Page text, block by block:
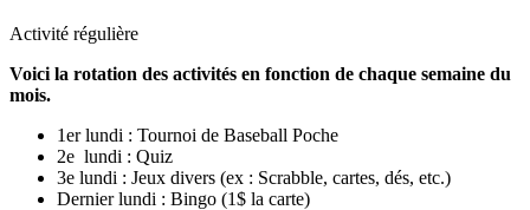
Activité régulière
Voici la rotation des activités en fonction de chaque semaine du
mois.
1er lundi : Tournoi de Baseball Poche
2e lundi : Quiz
3e lundi : Jeux divers (ex : Scrabble, cartes, dés, etc.)
Dernier lundi : Bingo (1$ la carte)